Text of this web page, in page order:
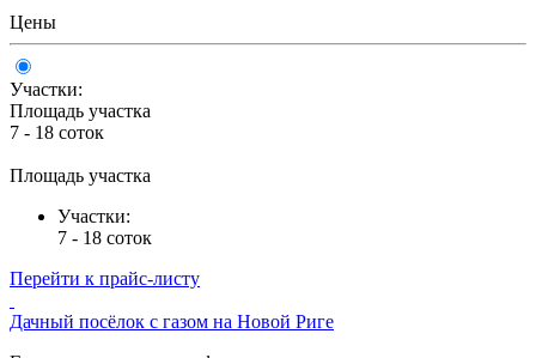
Цены
Участки:
Площадь участка
7 - 18 соток
Площадь участка
Участки:
7 - 18 соток
Перейти к прайс-листу
Дачный посёлок с газом на Новой Риге